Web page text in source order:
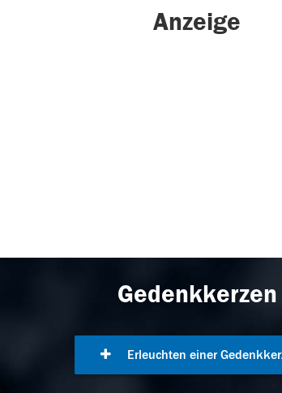
Anzeige
Gedenkkerzen
Erleuchten einer